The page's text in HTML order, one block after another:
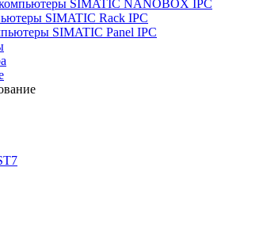
SIMATIC NANOBOX IPC
SIMATIC Rack IPC
SIMATIC Panel IPC